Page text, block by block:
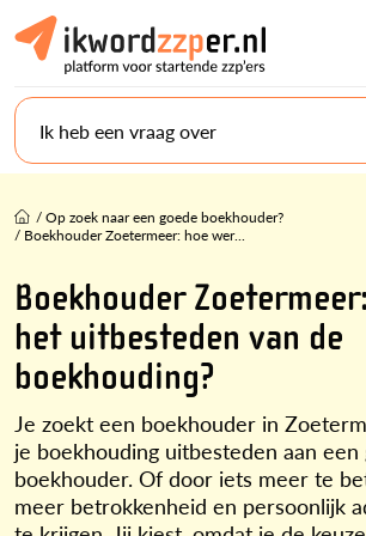
Ik heb een vraag over
/Op zoek naar een goede boekhouder?
/ Boekhouder Zoetermeer: hoe wer...
Boekhouder
het uitbesteden van de
boekhouding?
Je zoekt een boekhouder in
je boekhouding uitbesteden aan een
boekhouder. Of door iets meer te
meer betrokkenheid en persoonlijk